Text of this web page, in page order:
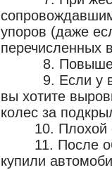
упоров (даже
перечисленных
8.
9. Если у вас
вы хотите
колес за
10. Плохой
11. После
купили